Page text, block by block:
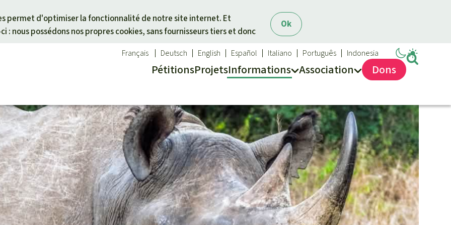
Ok
permet d'optimiser la fonctionnalité de notre site internet. Et
: nous possédons nos propres cookies, sans fournisseurs tiers et donc
PétitionsProjetsInformations
tropicale
Association
Sauvons la forêt
Qui sommes-nous ?
Nous contacter
Transparence
Questions fréquentes
Rapports annuels
Mentions légales
Médias
Communiqués
Dans la presse
Français Deutsch English Español Italiano Português Indonesia
Dons
thème
animaux
forêts tropicales
Don pour une région
Asie du Sud-Est
Afrique
Amérique latine